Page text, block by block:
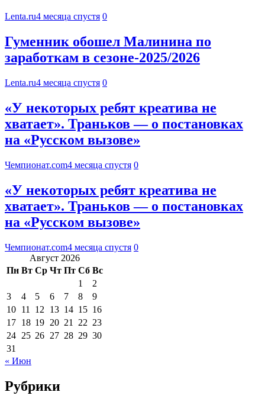
Lenta.ru4 месяца спустя 0
Гуменник обошел Малинина по
заработкам в сезоне-2025/2026
Lenta.ru4 месяца спустя 0
«У некоторых ребят креатива не
хватает». Траньков — о постановках
на «Русском вызове»
Чемпионат.com4 месяца спустя 0
«У некоторых ребят креатива не
хватает». Траньков — о постановках
на «Русском вызове»
Чемпионат.com4 месяца спустя 0
Август 2026
Пн Вт Ср Чт Пт Сб Вс
1
2
3
4 5 6 7 8
9
10 11 12 13 14 15 16
17 18 19 20 21 22 23
24 25 26 27 28 29 30
31
« Июн
Рубрики